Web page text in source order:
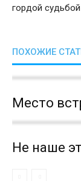
гордой судьбой
ПОХОЖИЕ
Место
Не наше